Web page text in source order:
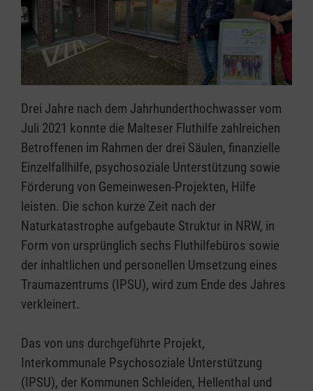
Drei Jahre nach dem Jahrhunderthochwasser vom
Juli 2021 konnte die Malteser Fluthilfe zahlreichen
Betroffenen im Rahmen der drei Säulen, finanzielle
Einzelfallhilfe, psychosoziale Unterstützung sowie
Förderung von Gemeinwesen-Projekten, Hilfe
leisten. Die schon kurze Zeit nach der
Naturkatastrophe aufgebaute Struktur in NRW, in
Form von ursprünglich sechs Fluthilfebüros sowie
der inhaltlichen und personellen Umsetzung eines
Traumazentrums (IPSU), wird zum Ende des Jahres
verkleinert.
Das von uns durchgeführte Projekt,
Interkommunale Psychosoziale Unterstützung
(IPSU), der Kommunen Schleiden, Hellenthal und